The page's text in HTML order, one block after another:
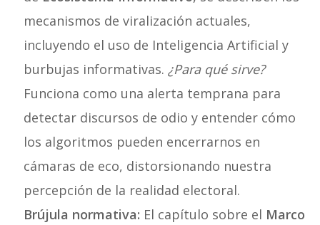
mecanismos de viralización actuales,
incluyendo el uso de Inteligencia Artificial y
burbujas informativas.¿Para qué sirve?
Funciona como una alerta temprana para
detectar discursos de odio y entender cómo
los algoritmos pueden encerrarnos en
cámaras de eco, distorsionando nuestra
percepción de la realidad electoral.
Brújula normativa: El capítulo sobre el Marco